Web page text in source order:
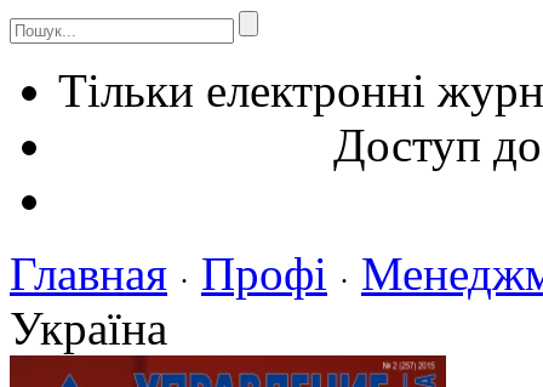
Тільки електронні
Доступ
Главная · Профі ·
Україна